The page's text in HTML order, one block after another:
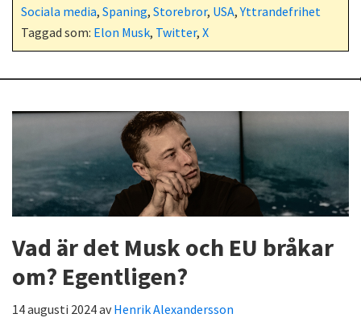
Sociala media, Spaning, Storebror, USA,Yttrandefrihet
Taggad som: Elon Musk, Twitter, X
Vad är det Musk och EU bråkar
om? Egentligen?
14 augusti 2024avHenrik Alexandersson